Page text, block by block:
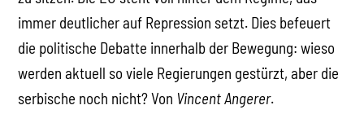
immer deutlicher auf Repression setzt. Dies befeuert
die politische Debatte innerhalb der Bewegung: wieso
werden aktuell so viele Regierungen gestürzt, aber die
serbische noch nicht? Von Vincent Angerer.